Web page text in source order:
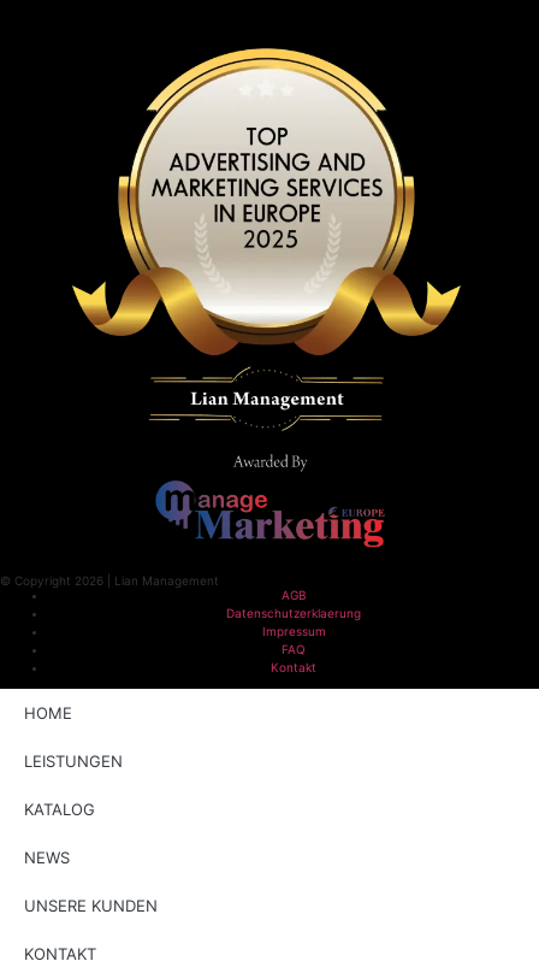
© Copyright 2026 | Lian Management
AGB
Datenschutzerklaerung
Impressum
FAQ
Kontakt
HOME
LEISTUNGEN
KATALOG
NEWS
UNSERE KUNDEN
KONTAKT